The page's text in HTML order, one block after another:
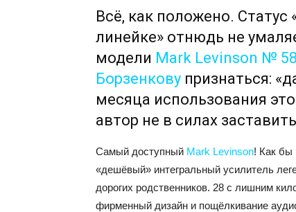
Всё, как положено.
линейке» отнюдь не
модели Mark Levinson №
Борзенкову признаться:
месяца использования
автор не в силах
Самый доступный Mark Levinson! Как бы
«дешёвый» интегральный усилитель
дорогих родственников. 28 с лишним
фирменный дизайн и пощёлкивание